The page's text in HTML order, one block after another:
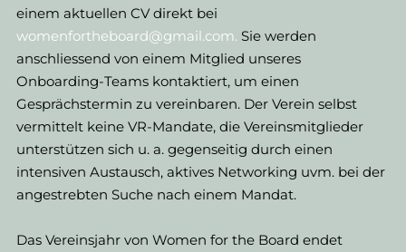
einem aktuellen CV direkt bei
womenfortheboard@gmail.com. Sie werden
anschliessend von einem Mitglied unseres
Onboarding-Teams kontaktiert, um einen
Gesprächstermin zu vereinbaren. Der Verein selbst
vermittelt keine VR-Mandate, die Vereinsmitglieder
unterstützen sich u. a. gegenseitig durch einen
intensiven Austausch, aktives Networking uvm. bei der
angestrebten Suche nach einem Mandat.
Das Vereinsjahr von Women for the Board endet